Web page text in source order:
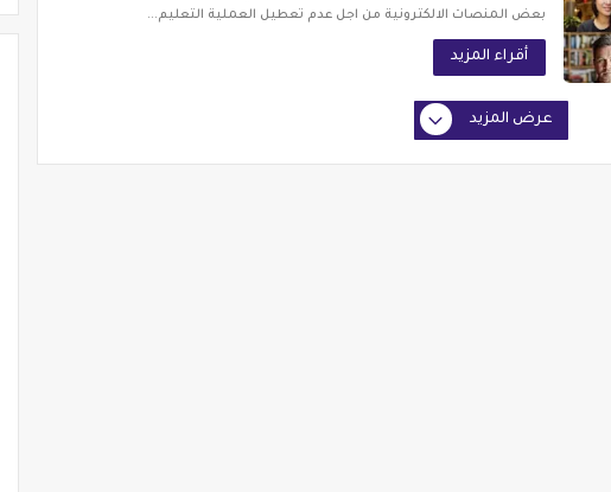
بعض المنصات الالكترونية من اجل عدم تعطيل العملية التعليم...
أقراء المزيد
عرض المزيد